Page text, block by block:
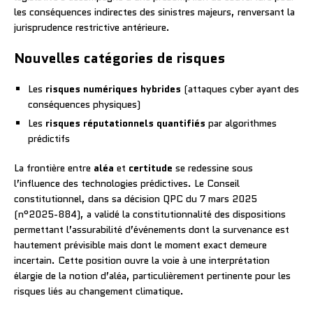
les conséquences indirectes des sinistres majeurs, renversant la
jurisprudence restrictive antérieure.
Nouvelles catégories de risques
Les risques numériques hybrides (attaques cyber ayant des
conséquences physiques)
Les risques réputationnels quantifiés par algorithmes
prédictifs
La frontière entre aléa et certitude se redessine sous
l’influence des technologies prédictives. Le Conseil
constitutionnel, dans sa décision QPC du 7 mars 2025
(n°2025-884), a validé la constitutionnalité des dispositions
permettant l’assurabilité d’événements dont la survenance est
hautement prévisible mais dont le moment exact demeure
incertain. Cette position ouvre la voie à une interprétation
élargie de la notion d’aléa, particulièrement pertinente pour les
risques liés au changement climatique.